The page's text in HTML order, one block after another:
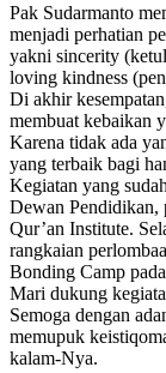
Pak Sudarmanto
menjadi perhatian
yakni sincerity
loving kindness
Di akhir
membuat kebaikan
Karena tidak ada
yang terbaik bagi
Kegiatan yang
Dewan Pendidikan,
Qur’an Institute.
rangkaian
Bonding Camp
Mari dukung
Semoga dengan
memupuk
kalam-Nya.